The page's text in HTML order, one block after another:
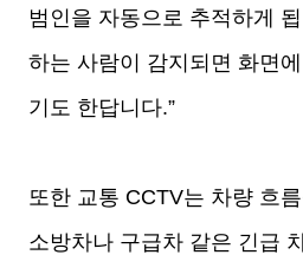
범인을 자동으로 추적하게
하는 사람이 감지되면 화면에
기도 한답니다.”
또한 교통 CCTV는 차량 흐
소방차나 구급차 같은 긴급